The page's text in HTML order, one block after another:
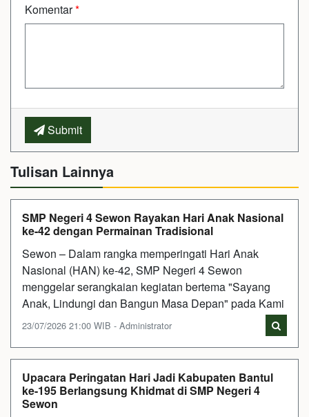
Komentar*
Submit
Tulisan Lainnya
SMP Negeri 4 Sewon Rayakan Hari Anak Nasional
ke-42 dengan Permainan Tradisional
Sewon – Dalam rangka memperingati Hari Anak
Nasional (HAN) ke-42, SMP Negeri 4 Sewon
menggelar serangkaian kegiatan bertema "Sayang
Anak, Lindungi dan Bangun Masa Depan" pada Kami
23/07/2026 21:00 WIB - Administrator
Upacara Peringatan Hari Jadi Kabupaten Bantul
ke-195 Berlangsung Khidmat di SMP Negeri 4
Sewon